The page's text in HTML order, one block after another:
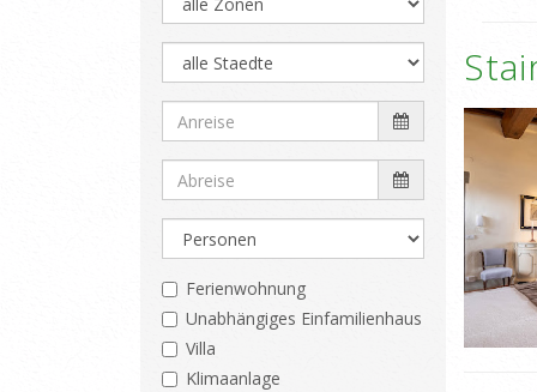
Ferienwohnung
Unabhängiges Einfamilienhaus
Villa
Klimaanlage